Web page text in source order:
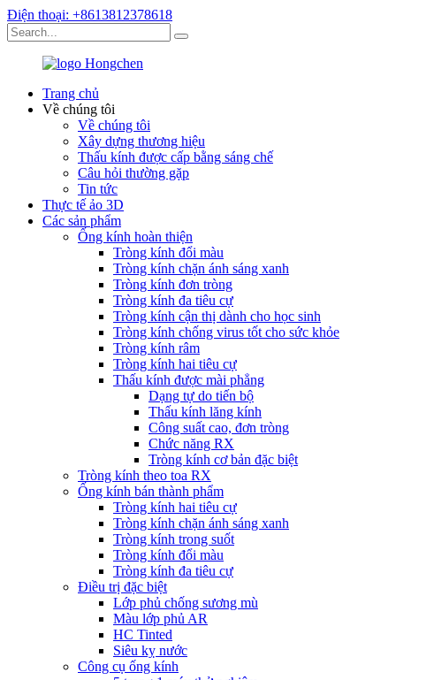
Điện thoại: +8613812378618
Trang chủ
Về chúng tôi
Về chúng tôi
Xây dựng thương hiệu
Thấu kính được cấp bằng sáng chế
Câu hỏi thường gặp
Tin tức
Thực tế ảo 3D
Các sản phẩm
Ống kính hoàn thiện
Tròng kính đổi màu
Tròng kính chặn ánh sáng xanh
Tròng kính đơn tròng
Tròng kính đa tiêu cự
Tròng kính cận thị dành cho học sinh
Tròng kính chống virus tốt cho sức khỏe
Tròng kính râm
Tròng kính hai tiêu cự
Thấu kính được mài phẳng
Dạng tự do tiến bộ
Thấu kính lăng kính
Công suất cao, đơn tròng
Chức năng RX
Tròng kính cơ bản đặc biệt
Tròng kính theo toa RX
Ống kính bán thành phẩm
Tròng kính hai tiêu cự
Tròng kính chặn ánh sáng xanh
Tròng kính trong suốt
Tròng kính đổi màu
Tròng kính đa tiêu cự
Điều trị đặc biệt
Lớp phủ chống sương mù
Màu lớp phủ AR
HC Tinted
Siêu kỵ nước
Công cụ ống kính